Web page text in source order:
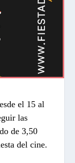
el 15 al
las
de 3,50
del cine.